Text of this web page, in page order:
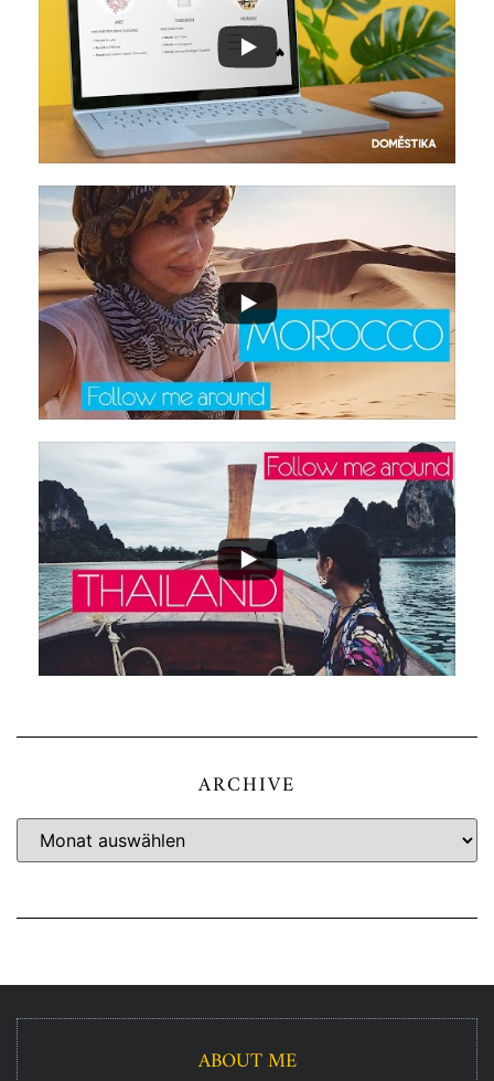
ARCHIVE
ABOUT ME